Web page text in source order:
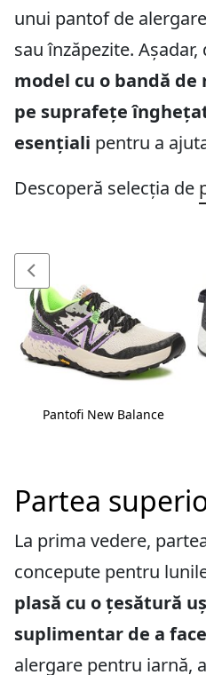
unui pantof de
sau înzăpezite.
model cu o bandă
pe suprafețe
esențiali pentru a
Descoperă selecția de
Pantofi New Balance
Partea
La prima vedere,
concepute pentru
plasă cu o țesătură
suplimentar de a
alergare pentru iarnă,